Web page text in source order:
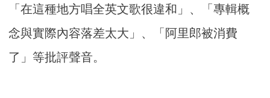
「在這種地方唱全英文歌很違和」、「專輯概
念與實際內容落差太大」、「阿里郎被消費
了」等批評聲音。